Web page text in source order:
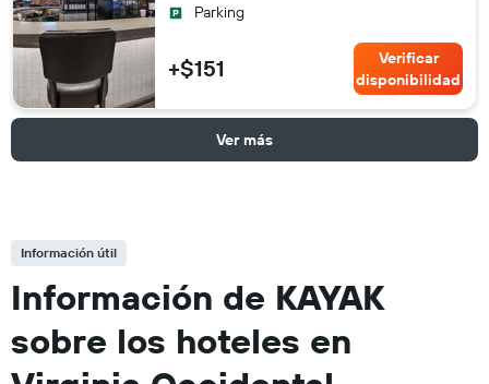
Parking
+$151
Verificar
disponibilidad
Ver más
Información útil
Información de KAYAK
sobre los hoteles en